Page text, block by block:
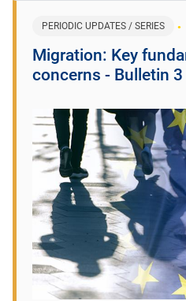
PERIODIC UPDATES / SERIES
Migration: Key
concerns - Bulletin 3